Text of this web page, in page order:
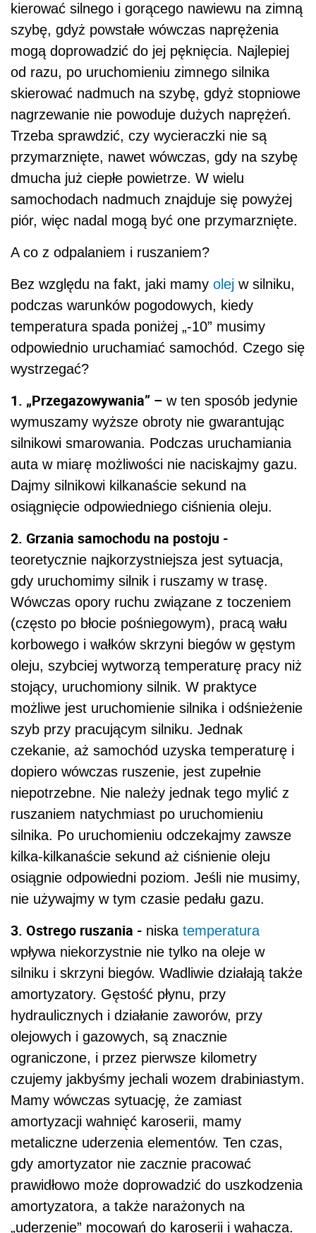
kierować silnego i gorącego nawiewu na zimną
szybę, gdyż powstałe wówczas naprężenia
mogą doprowadzić do jej pęknięcia. Najlepiej
od razu, po uruchomieniu zimnego silnika
skierować nadmuch na szybę, gdyż stopniowe
nagrzewanie nie powoduje dużych naprężeń.
Trzeba sprawdzić, czy wycieraczki nie są
przymarznięte, nawet wówczas, gdy na szybę
dmucha już ciepłe powietrze. W wielu
samochodach nadmuch znajduje się powyżej
piór, więc nadal mogą być one przymarznięte.
A co z odpalaniem i ruszaniem?
Bez względu na fakt, jaki mamy olej w silniku,
podczas warunków pogodowych, kiedy
temperatura spada poniżej „-10” musimy
odpowiednio uruchamiać samochód. Czego się
wystrzegać?
1. „Przegazowywania” – w ten sposób jedynie
wymuszamy wyższe obroty nie gwarantując
silnikowi smarowania. Podczas uruchamiania
auta w miarę możliwości nie naciskajmy gazu.
Dajmy silnikowi kilkanaście sekund na
osiągnięcie odpowiedniego ciśnienia oleju.
2. Grzania samochodu na postoju -
teoretycznie najkorzystniejsza jest sytuacja,
gdy uruchomimy silnik i ruszamy w trasę.
Wówczas opory ruchu związane z toczeniem
(często po błocie pośniegowym), pracą wału
korbowego i wałków skrzyni biegów w gęstym
oleju, szybciej wytworzą temperaturę pracy niż
stojący, uruchomiony silnik. W praktyce
możliwe jest uruchomienie silnika i odśnieżenie
szyb przy pracującym silniku. Jednak
czekanie, aż samochód uzyska temperaturę i
dopiero wówczas ruszenie, jest zupełnie
niepotrzebne. Nie należy jednak tego mylić z
ruszaniem natychmiast po uruchomieniu
silnika. Po uruchomieniu odczekajmy zawsze
kilka-kilkanaście sekund aż ciśnienie oleju
osiągnie odpowiedni poziom. Jeśli nie musimy,
nie używajmy w tym czasie pedału gazu.
3. Ostrego ruszania - niska temperatura
wpływa niekorzystnie nie tylko na oleje w
silniku i skrzyni biegów. Wadliwie działają także
amortyzatory. Gęstość płynu, przy
hydraulicznych i działanie zaworów, przy
olejowych i gazowych, są znacznie
ograniczone, i przez pierwsze kilometry
czujemy jakbyśmy jechali wozem drabiniastym.
Mamy wówczas sytuację, że zamiast
amortyzacji wahnięć karoserii, mamy
metaliczne uderzenia elementów. Ten czas,
gdy amortyzator nie zacznie pracować
prawidłowo może doprowadzić do uszkodzenia
amortyzatora, a także narażonych na
„uderzenie” mocowań do karoserii i wahacza.